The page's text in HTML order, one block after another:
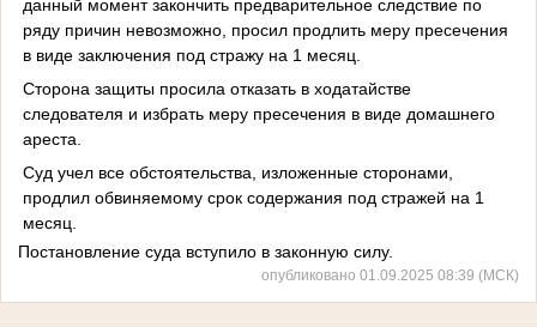
данный момент закончить предварительное следствие по
ряду причин невозможно, просил продлить меру пресечения
в виде заключения под стражу на 1 месяц.
Сторона защиты просила отказать в ходатайстве
следователя и избрать меру пресечения в виде домашнего
ареста.
Суд учел все обстоятельства, изложенные сторонами,
продлил обвиняемому срок содержания под стражей на 1
месяц.
Постановление суда вступило в законную силу.
опубликовано 01.09.2025 08:39 (МСК)